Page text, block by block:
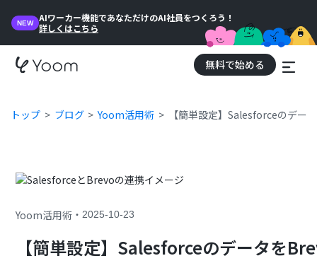
NEW
AIワーカー機能であなただけのAI社員をつくろう！
詳しくはこちら
無料で始める
トップ ブログ Yoom活用術 【簡単設定】Salesforceのデー
Yoom活用術 ・2025-10-23
【簡単設定】Salesforceのデータを